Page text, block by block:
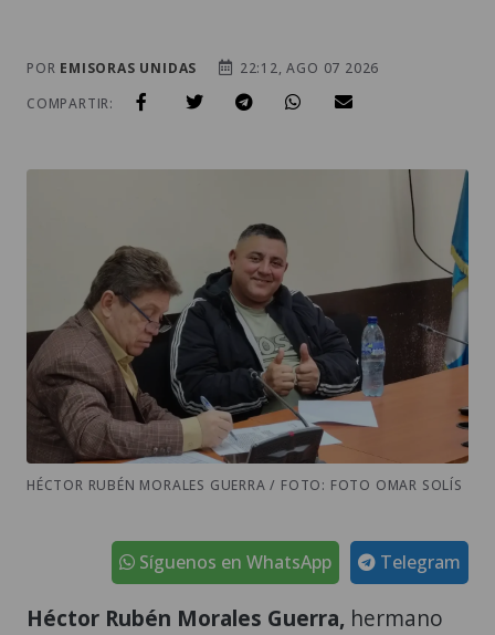
POR EMISORAS UNIDAS
22:12, AGO 07 2026
COMPARTIR:
HÉCTOR RUBÉN MORALES GUERRA / FOTO: FOTO OMAR SOLÍS
Telegram
Síguenos en WhatsApp
Héctor Rubén Morales Guerra, hermano